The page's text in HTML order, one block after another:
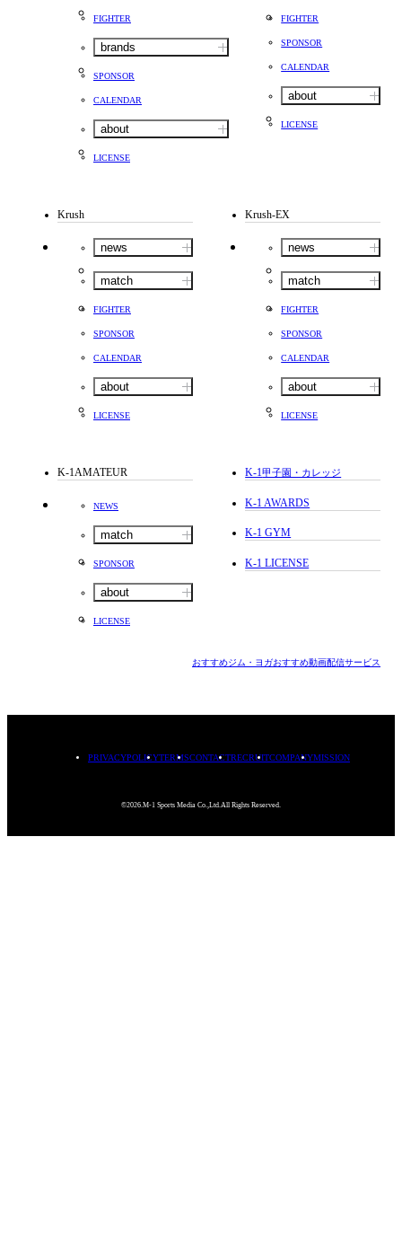
FIGHTER
brands
SPONSOR
CALENDAR
about
LICENSE
FIGHTER
SPONSOR
CALENDAR
about
LICENSE
Krush
news
match
FIGHTER
SPONSOR
CALENDAR
about
LICENSE
Krush-EX
news
match
FIGHTER
SPONSOR
CALENDAR
about
LICENSE
K-1AMATEUR
NEWS
match
SPONSOR
about
LICENSE
K-1甲子園・カレッジ
K-1 AWARDS
K-1 GYM
K-1 LICENSE
おすすめジム・ヨガおすすめ動画配信サービス
PRIVACYPOLICYTERMSCONTACTRECRUITCOMPANYMISSION
©2026.M-1 Sports Media Co.,Ltd.All Rights Reserved.